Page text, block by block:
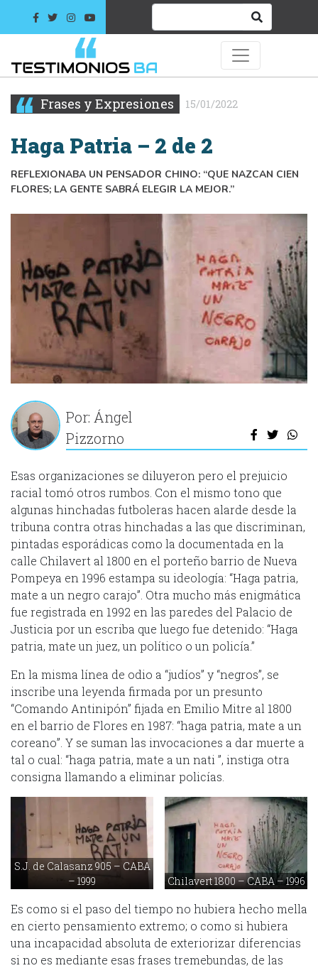
Frases y Expresiones 15/01/2022
Haga Patria – 2 de 2
REFLEXIONABA UN PENSADOR CHINO: “QUE NAZCAN CIEN
FLORES; LA GENTE SABRÁ ELEGIR LA MEJOR.”
Por: Ángel
Pizzorno
Esas organizaciones se diluyeron pero el prejuicio
racial tomó otros rumbos. Con el mismo tono que
algunas hinchadas futboleras hacen alarde desde la
tribuna contra otras hinchadas a las que discriminan,
pintadas esporádicas como la documentada en la
calle Chilavert al 1800 en el porteño barrio de Nueva
Pompeya en 1996 estampa su ideología: “Haga patria,
mate a un negro carajo”. Otra mucho más enigmática
fue registrada en 1992 en las paredes del Palacio de
Justicia por un escriba que luego fue detenido: “Haga
patria, mate un juez, un político o un policía.”
En la misma línea de odio a “judíos” y “negros”, se
inscribe una leyenda firmada por un presunto
“Comando Antinipón” fijada en Emilio Mitre al 1800
en el barrio de Flores en 1987: “haga patria, mate a un
coreano”. Y se suman las invocaciones a dar muerte a
tal o cual: “haga patria, mate a un nati ”, instiga otra
consigna llamando a eliminar policías.
S.J. de Calasanz 905 – CABA
– 1999
Chilavert 1800 – CABA – 1996
Es como si el paso del tiempo no hubiera hecho mella
en cierto pensamiento extremo; o como si hubiera
una incapacidad absoluta de exteriorizar diferencias
si no es mediante esas frases tremebundas, de las